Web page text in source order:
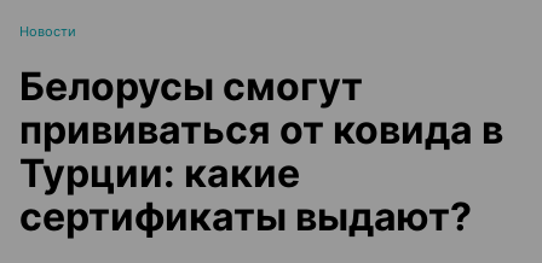
Новости
Белорусы смогут
прививаться от ковида в
Турции: какие
сертификаты выдают?